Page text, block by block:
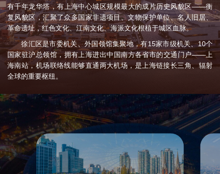
有千年龙华塔，有上海中心城区规模最大的成片历史风貌区——衡
复风貌区，汇聚了众多国家非遗项目、文物保护单位、名人旧居、
革命遗址，红色文化、江南文化、海派文化根植于城区血脉。
徐汇区是市委机关、外国领馆集聚地，有15家市级机关、10个
国家驻沪总领馆，拥有上海进出中国南方各省市的交通门户——上
海南站，机场联络线能够直通两大机场，是上海链接长三角、辐射
全球的重要枢纽。
动区高质量发展带、中部创新经济发展轴以及大徐家汇、徐汇滨
江、漕河泾开发区拓展、徐汇中城、华泾门户五大功能区，以城市
更新为抓手，全面推进城区形态、功能、产业的一体化提升。
“十四五”期末，徐汇区数字经济、文化创意、生命健康、科创金
融产业均突破千亿规模。尤其人工智能发展迅猛，市区联手打造全
国首个大模型创新生态社区“模速空间”。“十五五”期间，加快构建